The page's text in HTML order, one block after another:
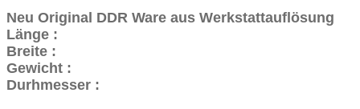
Neu Original DDR Ware aus Werkstattauflösung
Länge :
Breite :
Gewicht :
Durhmesser :